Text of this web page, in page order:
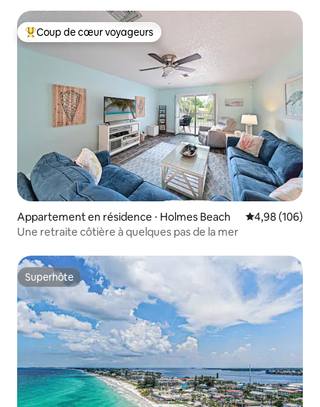
Coups de cœur voyageurs les plus appréciés
Coup de cœur voyageurs
Appartement en résidence ⋅ Holmes Beach Évaluation
4,98 (106)
Une retraite côtière à quelques pas de la mer
Superhôte
Superhôte